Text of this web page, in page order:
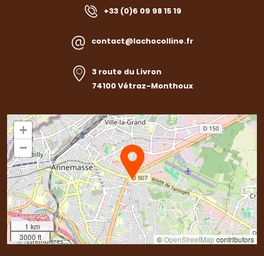
+33 (0)6 09 98 15 19
contact@lachocolline.fr
3 route du Livron
74100 Vétraz-Monthoux
+
−
1 km
3000 ft
©OpenStreetMapcontributors